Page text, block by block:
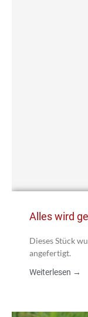
Alles wird
Dieses Stück
angefertigt.
Weiterlesen →